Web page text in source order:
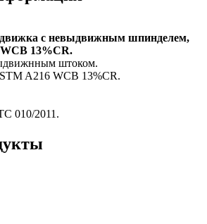
с невыдвижным шпинделем,
13%CR.
штоком.
A216 WCB 13%CR.
010/2011.